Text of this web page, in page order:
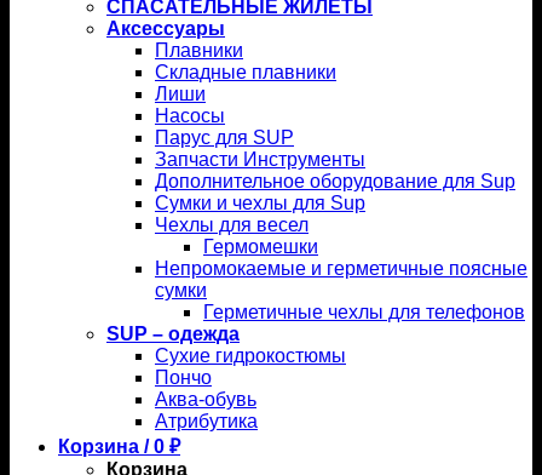
СПАСАТЕЛЬНЫЕ ЖИЛЕТЫ
Аксессуары
Плавники
Складные плавники
Лиши
Насосы
Парус для SUP
Запчасти Инструменты
Дополнительное оборудование для Sup
Сумки и чехлы для Sup
Чехлы для весел
Гермомешки
Непромокаемые и герметичные поясные
сумки
Герметичные чехлы для телефонов
SUP – одежда
Сухие гидрокостюмы
Пончо
Аква-обувь
Атрибутика
Корзина /0 ₽
Корзина